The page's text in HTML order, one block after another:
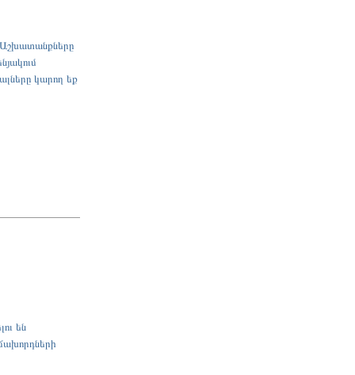
Աշխատանքները
կարող եք
են